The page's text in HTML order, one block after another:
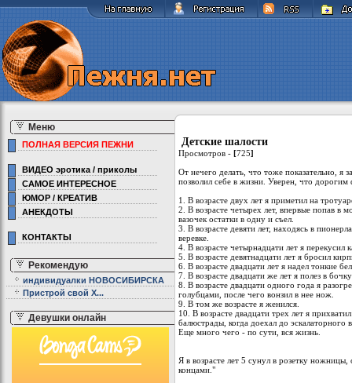
Меню
ПОЛНАЯ ВЕРСИЯ ПЕЖНИ
ВИДЕО эротика / приколы
САМОЕ ИНТЕРЕСНОЕ
ЮМОР / КРЕАТИВ
АНЕКДОТЫ
КОНТАКТЫ
Рекомендую
индивидуалки НОВОСИБИРСКА
Пристрой свой Х...
Девушки онлайн
Детские шалости
Просмотров - [725]
От нечего делать, что тоже показательно, я
позволил себе в жизни. Уверен, что
1. В возрасте двух лет я приметил на
2. В возрасте четырех лет, впервые попав в
вазочек остатки в одну и съел.
3. В возрасте девяти лет, находясь в
веревке.
4. В возрасте четырнадцати лет я перекусил
5. В возрасте девятнадцати лет я бросил
6. В возрасте двадцати лет я надел тонкие
7. В возрасте двадцати же лет я полез в
8. В возрасте двадцати одного года я
голубцами, после чего вонзил в нее нож.
9. В том же возрасте я женился.
10. В возрасте двадцати трех лет я
балюстрады, когда доехал до эскалаторного
Еще много чего - по сути, вся жизнь.
Я в возрасте лет 5 сунул в розетку
концами."